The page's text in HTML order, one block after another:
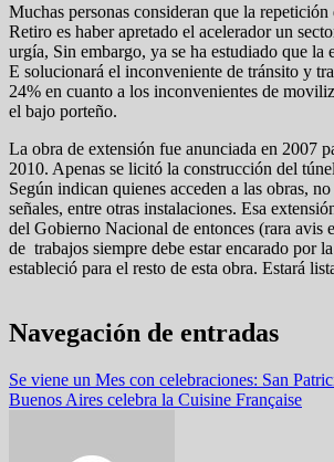
Muchas personas consideran que la
Retiro es haber apretado el acelerador un
urgía, Sin embargo, ya se ha estudiado que la
E solucionará el inconveniente de tránsito y
24% en cuanto a los inconvenientes de
el bajo porteño.
La obra de extensión fue anunciada en 2007
2010. Apenas se licitó la construcción del
Según indican quienes acceden a las obras,
señales, entre otras instalaciones. Esa
del Gobierno Nacional de entonces (rara avis
de trabajos siempre debe estar encarado por
estableció para el resto de esta obra. Estará
Navegación de entradas
Se viene un Mes con celebraciones: San
Buenos Aires celebra la Cuisine Française